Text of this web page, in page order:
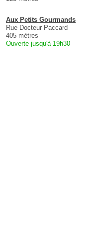
Aux Petits Gourmands
Rue Docteur Paccard
405 mètres
Ouverte jusqu'à 19h30